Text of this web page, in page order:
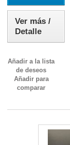
Ver más /
Detalle
Añadir a la lista
de deseos
Añadir para
comparar